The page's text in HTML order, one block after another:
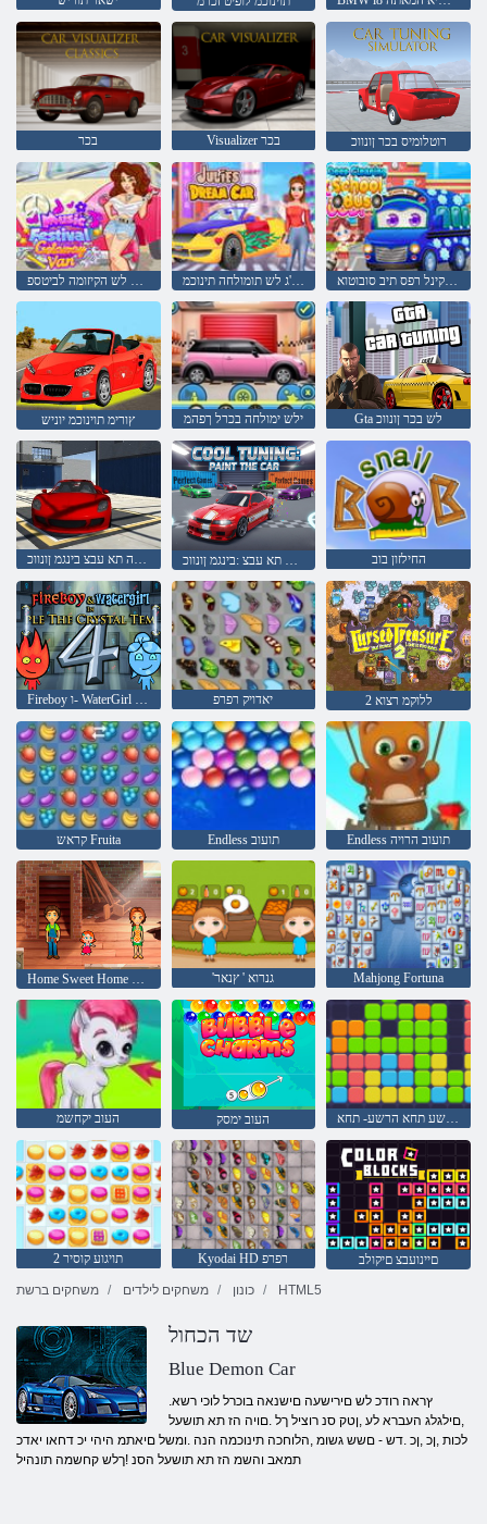
בכר Visualizer בכר רוטלומיס בכר ןונווכ
סילו'ג לש תומולחה תינוכמ
ץורימ תוינוכמ יוניש ילש ימולחה בכרל ךפהמ Gta לש בכר ןונווכ
תינוכמה תא עבצ בינגמ ןונווכ תינוכמה תא עבצ :בינגמ ןונווכ החילזון בוב
יאדויק רפרפ 2 ללוקמ רצוא
קראש Fruita Endless תועוב Endless תועוב הרויה
Home Sweet Home ילימא םיעטה 'גנרוא ' ץנאר Mahjong Fortuna
העוב יקחשמ העוב ימסק הרשע תחא הרשע- תחא
2 תויגוע קוסיר Kyodai HD רפרפ
םיינועבצ םיקולב
משחקים ברשת
משחקים לילדים כונון HTML5
שד הכחול
Blue Demon Car
.ץראה רודכ לש םירישעה םישנאה בוכרל לוכי רשא
,םילגלג העברא לע ,ןטק סנ רוציל ךל .םויה הז תא תושעל
לכות ,ןכ ,ןכ .דש - םשש גשומ ,הלוחכה תינוכמה הנה .ומשל םיאתמ היהי יכ דחאו יאדכ
תמאב והשמ הז תא תושעל הסנ !ךלש קחשמה תונהיל